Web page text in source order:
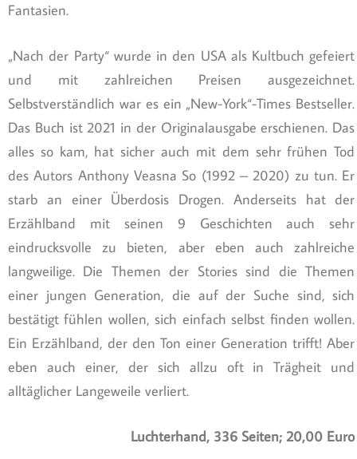
Fantasien.
„Nach der Party“ wurde in den USA als Kultbuch gefeiert
und mit zahlreichen Preisen ausgezeichnet.
Selbstverständlich war es ein „New-York“-Times Bestseller.
Das Buch ist 2021 in der Originalausgabe erschienen. Das
alles so kam, hat sicher auch mit dem sehr frühen Tod
des Autors Anthony Veasna So (1992 – 2020) zu tun. Er
starb an einer Überdosis Drogen. Anderseits hat der
Erzählband mit seinen 9 Geschichten auch sehr
eindrucksvolle zu bieten, aber eben auch zahlreiche
langweilige. Die Themen der Stories sind die Themen
einer jungen Generation, die auf der Suche sind, sich
bestätigt fühlen wollen, sich einfach selbst finden wollen.
Ein Erzählband, der den Ton einer Generation trifft! Aber
eben auch einer, der sich allzu oft in Trägheit und
alltäglicher Langeweile verliert.
Luchterhand, 336 Seiten; 20,00 Euro